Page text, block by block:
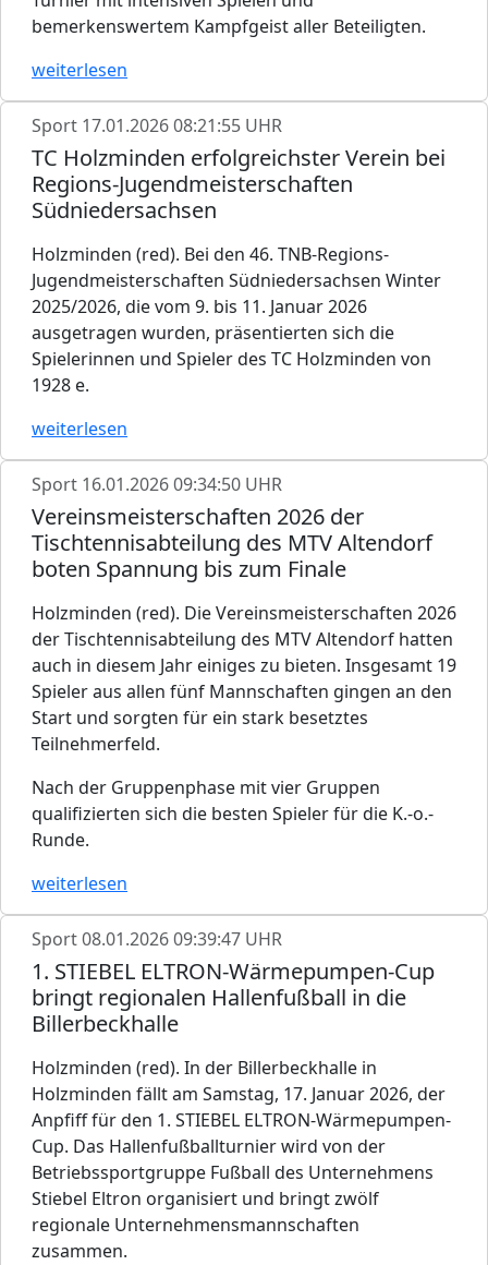
bemerkenswertem Kampfgeist aller Beteiligten.
weiterlesen
Sport 17.01.2026 08:21:55 UHR
TC Holzminden erfolgreichster Verein bei
Regions-Jugendmeisterschaften
Südniedersachsen
Holzminden (red). Bei den 46. TNB-Regions-
Jugendmeisterschaften Südniedersachsen Winter
2025/2026, die vom 9. bis 11. Januar 2026
ausgetragen wurden, präsentierten sich die
Spielerinnen und Spieler des TC Holzminden von
1928 e.
weiterlesen
Sport 16.01.2026 09:34:50 UHR
Vereinsmeisterschaften 2026 der
Tischtennisabteilung des MTV Altendorf
boten Spannung bis zum Finale
Holzminden (red). Die Vereinsmeisterschaften 2026
der Tischtennisabteilung des MTV Altendorf hatten
auch in diesem Jahr einiges zu bieten. Insgesamt 19
Spieler aus allen fünf Mannschaften gingen an den
Start und sorgten für ein stark besetztes
Teilnehmerfeld.
Nach der Gruppenphase mit vier Gruppen
qualifizierten sich die besten Spieler für die K.-o.-
Runde.
weiterlesen
Sport08.01.2026 09:39:47 UHR
1. STIEBEL ELTRON-Wärmepumpen-Cup
bringt regionalen Hallenfußball in die
Billerbeckhalle
Holzminden (red). In der Billerbeckhalle in
Holzminden fällt am Samstag, 17. Januar 2026, der
Anpfiff für den 1. STIEBEL ELTRON-Wärmepumpen-
Cup. Das Hallenfußballturnier wird von der
Betriebssportgruppe Fußball des Unternehmens
Stiebel Eltron organisiert und bringt zwölf
regionale Unternehmensmannschaften
zusammen.